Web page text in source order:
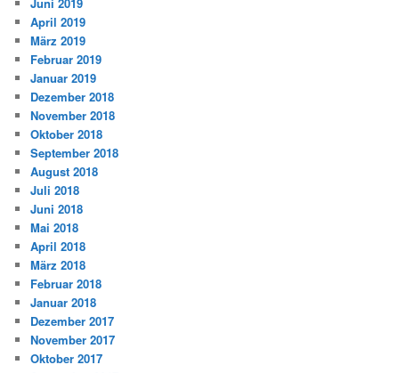
April 2019
März 2019
Februar 2019
Januar 2019
Dezember 2018
November 2018
Oktober 2018
September 2018
August 2018
Juli 2018
Juni 2018
Mai 2018
April 2018
März 2018
Februar 2018
Januar 2018
Dezember 2017
November 2017
Oktober 2017